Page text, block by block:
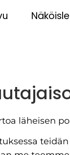
läheisen